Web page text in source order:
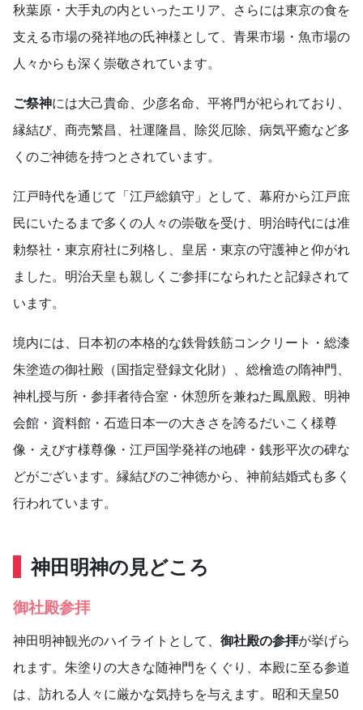
秋葉原・大手丸の内といったエリア、さらには東京の食を
支える市場の発祥地の氏神様として、青果市場・魚市場の
人々からも深く崇敬されています。
ご祭神には大己貴命、少彦名命、平将門が祀られており、
縁結び、商売繁昌、社運隆昌、除災厄除、病気平癒など多
くのご神徳を持つとされています。
江戸時代を通じて「江戸総鎮守」として、幕府から江戸庶
民にいたるまで多くの人々の崇敬を受け、明治時代には准
勅祭社・東京府社に列格し、皇居・東京の守護神と仰がれ
ました。明治天皇も親しくご参拝になられたと記録されて
います。
境内には、日本初の本格的な鉄骨鉄筋コンクリート・総漆
朱塗造の御社殿（国指定登録文化財）、総檜造の隋神門、
神札授与所・参拝者待合室・休憩所を兼ねた鳳凰殿、明神
会館・資料館・石造日本一の大きさを誇るだいこく様尊
像・えびす様尊像・江戸国学発祥の地碑・銭形平次の碑な
どがございます。縁結びのご神徳から、神前結婚式も多く
行われています。
神田明神の見どころ
御社殿参拝
神田明神観光のハイライトとして、 御社殿の参拝が挙げら
れます。朱塗りの大きな随神門をくぐり、本殿に至る参道
は、訪れる人々に厳かな気持ちを与えます。昭和天皇50